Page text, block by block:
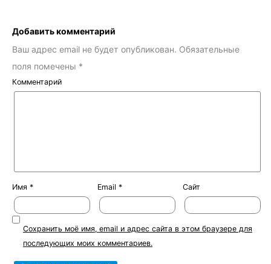
Добавить комментарий
Ваш адрес email не будет опубликован. Обязательные
поля помечены *
Комментарий
Имя * Email * Сайт
Сохранить моё имя, email и адрес сайта в этом браузере для
последующих моих комментариев.